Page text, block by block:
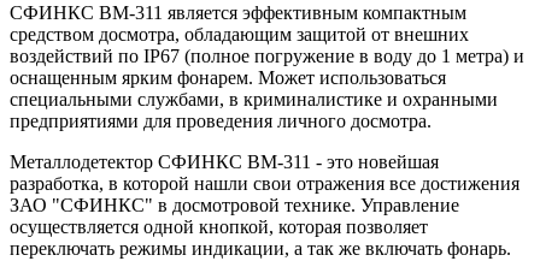
СФИНКС ВМ-311 является эффективным компактным
средством досмотра, обладающим защитой от внешних
воздействий по IP67 (полное погружение в воду до 1 метра) и
оснащенным ярким фонарем. Может использоваться
специальными службами, в криминалистике и охранными
предприятиями для проведения личного досмотра.
Металлодетектор СФИНКС ВМ-311 - это новейшая
разработка, в которой нашли свои отражения все достижения
ЗАО "СФИНКС" в досмотровой технике. Управление
осуществляется одной кнопкой, которая позволяет
переключать режимы индикации, а так же включать фонарь.